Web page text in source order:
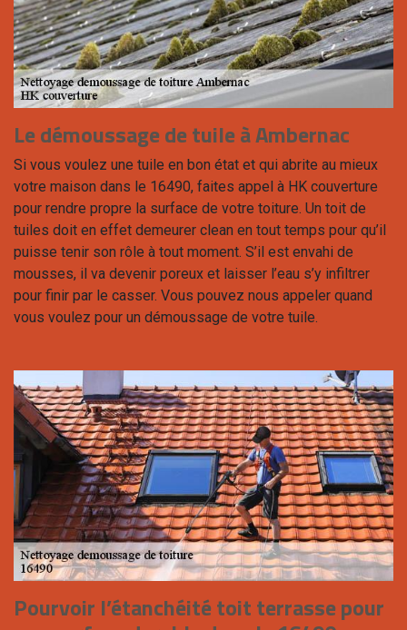
Le démoussage de tuile à Ambernac
Si vous voulez une tuile en bon état et qui abrite au mieux
votre maison dans le 16490, faites appel à HK couverture
pour rendre propre la surface de votre toiture. Un toit de
tuiles doit en effet demeurer clean en tout temps pour qu’il
puisse tenir son rôle à tout moment. S’il est envahi de
mousses, il va devenir poreux et laisser l’eau s’y infiltrer
pour finir par le casser. Vous pouvez nous appeler quand
vous voulez pour un démoussage de votre tuile.
Pourvoir l’étanchéité toit terrasse pour